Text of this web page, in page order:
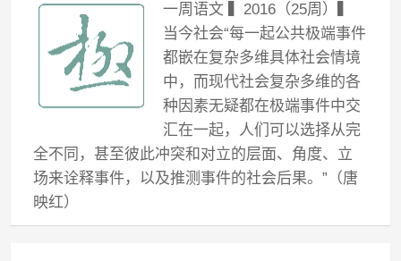
一周语文 ▍2016（25周）▍
当今社会“每一起公共极端事件
都嵌在复杂多维具体社会情境
中，而现代社会复杂多维的各
种因素无疑都在极端事件中交
汇在一起，人们可以选择从完
全不同，甚至彼此冲突和对立的层面、角度、立
场来诠释事件，以及推测事件的社会后果。”（唐
映红）